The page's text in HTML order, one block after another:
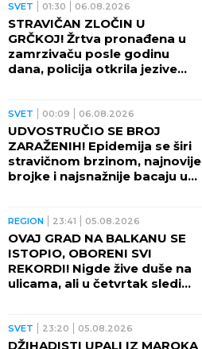
SVET 01:30 06.08.2026
STRAVIČAN ZLOČIN U
GRČKOJ! Žrtva pronađena u
zamrzivaču posle godinu
dana, policija otkrila jezive
SVET 00:09 06.08.2026
UDVOSTRUČIO SE BROJ
ZARAŽENIH! Epidemija se širi
stravičnom brzinom, najnovije
brojke i najsnažnije bacaju u
REGION 23:41 05.08.2026
OVAJ GRAD NA BALKANU SE
ISTOPIO, OBORENI SVI
REKORDI! Nigde žive duše na
ulicama, ali u četvrtak sledi
SVET 23:20 05.08.2026
DŽIHADISTI UPALI IZ MAROKA